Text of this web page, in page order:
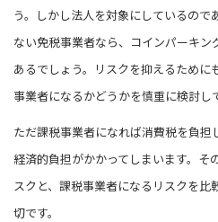
う。しかし法人を対象にしているので
ない免税事業者なら、コインパーキ
あるでしょう。リスクを抑えるため
事業者になるかどうかを慎重に検討し
ただ課税事業者になれば消費税を負
経済的負担がかかってしまいます。そ
スクと、課税事業者になるリスクを
切です。